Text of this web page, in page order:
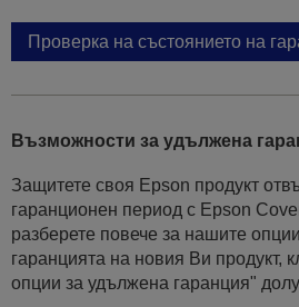
Проверка на състоянието на
Възможности за удължена
Защитете своя Epson продукт
гаранционен период с Epson
разберете повече за нашите
гаранцията на новия Ви продукт,
опции за удължена гаранция"